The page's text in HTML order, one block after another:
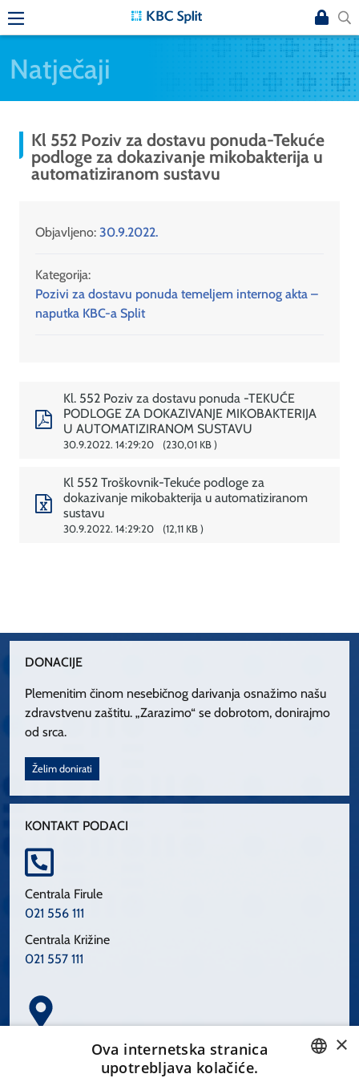
Natječaji
Kl 552 Poziv za dostavu ponuda-Tekuće
podloge za dokazivanje mikobakterija u
automatiziranom sustavu
Objavljeno: 30.9.2022.
Kategorija:
Pozivi za dostavu ponuda temeljem internog akta –
naputka KBC-a Split
Kl. 552 Poziv za dostavu ponuda -TEKUĆE
PODLOGE ZA DOKAZIVANJE MIKOBAKTERIJA
U AUTOMATIZIRANOM SUSTAVU
30.9.2022. 14:29:20 230,01 KB
Kl 552 Troškovnik-Tekuće podloge za
dokazivanje mikobakterija u automatiziranom
sustavu
30.9.2022. 14:29:20 12,11 KB
DONACIJE
Plemenitim činom nesebičnog darivanja osnažimo našu
zdravstvenu zaštitu. „Zarazimo“ se dobrotom, donirajmo
od srca.
Želim donirati
KONTAKT PODACI
Centrala Firule
021 556 111
Centrala Križine
021 557 111
Spinčićeva 1, 21000 Split
×
Ova internetska stranica
upotrebljava kolačiće.